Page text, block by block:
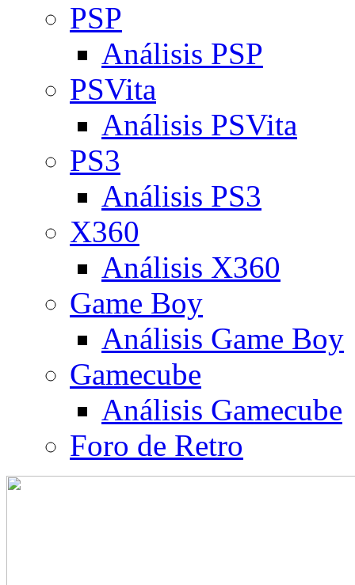
PSP
Análisis PSP
PSVita
Análisis PSVita
PS3
Análisis PS3
X360
Análisis X360
Game Boy
Análisis Game Boy
Gamecube
Análisis Gamecube
Foro de Retro